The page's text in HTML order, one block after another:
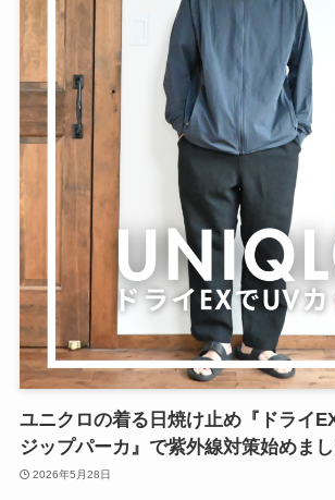
ユニクロの着る日焼け止め『ドライ
ジップパーカ』で紫外線対策始めまし
2026年5月28日